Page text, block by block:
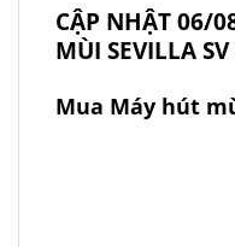
CẬP NHẬT 06/
MÙI SEVILLA
Mua Máy hút